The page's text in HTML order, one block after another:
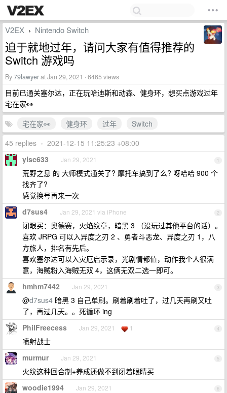
V2EX › Nintendo Switch
迫于就地过年，请问大家有值得推荐的
Switch 游戏吗
By79lawyerat Jan 29, 2021 · 6465 views
目前已通关塞尔达，正在玩哈迪斯和动森、健身环，想买点游戏过年
宅在家👀
宅在家👀
健身环 过年
Switch
45 replies • 2021-12-15 11:25:23 +08:00
1
ylsc633 Jan 29, 2021
荒野之息 的 大师模式通关了? 摩托车搞到了么? 呀哈哈 900 个
找齐了?
感觉换号再来一次
2
d7sus4 Jan 29, 2021 via iPhone
闭眼买：奥德赛，火焰纹章，暗黑 3 （没玩过其他平台的话）。
喜欢 JRPG 可以入异度之刃 2 、勇者斗恶龙、异度之刃 1，八
方旅人，排名有先后。
喜欢塞尔达可以入灾厄启示录，光剧情都值，动作我个人很满
意，海贼粉入海贼无双 4，这俩无双二选一即可。
3
hmhm7442 Jan 29, 2021
@d7sus4 暗黑 3 自己单刷。刷着刷着吐了，过几天再刷又吐
了，再过几天。。死循环 ing
4
PhilFreecess Jan 29, 2021 1
喷射战士
5
murmur Jan 29, 2021
火纹这种回合制+养成还做不到闭着眼睛买
6
woodie1994 Jan 29, 2021